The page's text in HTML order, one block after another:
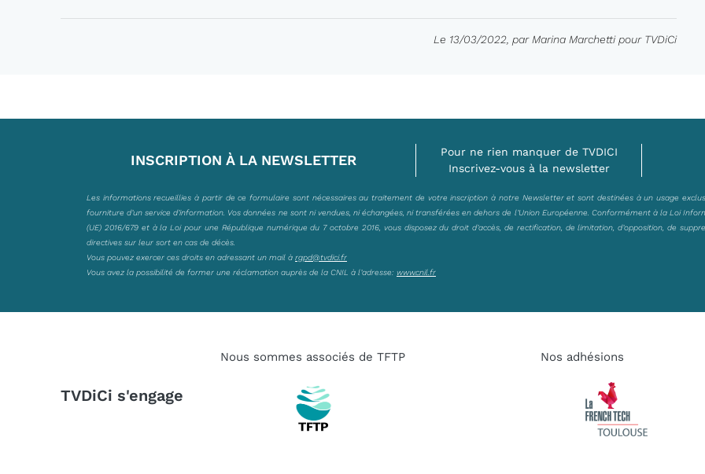
Le 13/03/2022, par Marina Marchetti pour TVDiCi
INSCRIPTION À LA NEWSLETTER
Pour ne rien manquer de TVDICI
Inscrivez-vous à la newsletter
Les informations recueillies à partir de ce formulaire sont nécessaires au traitement de votre inscription à notre Newsletter et sont destinées à un usage
fourniture d’un service d’information. Vos données ne sont ni vendues, ni échangées, ni transférées en dehors de l’Union Européenne. Conformément à la Loi
(UE) 2016/679 et à la Loi pour une République numérique du 7 octobre 2016, vous disposez du droit d’accès, de rectification, de limitation, d’opposition, de
directives sur leur sort en cas de décès.
Vous pouvez exercer ces droits en adressant un mail à rgpd@tvdici.fr
Vous avez la possibilité de former une réclamation auprès de la CNIL à l’adresse: www.cnil.fr
TVDiCi s'engage
Nous sommes associés de TFTP Nos adhésions